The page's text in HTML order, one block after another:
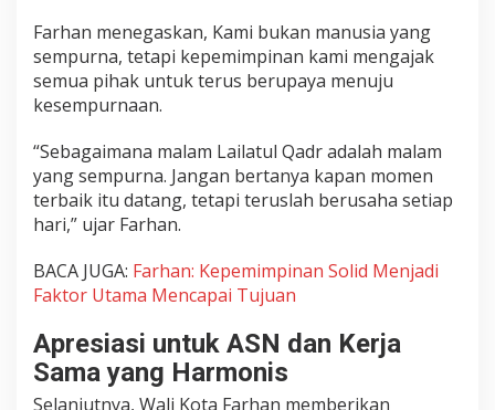
n
Farhan menegaskan, Kami bukan manusia yang
sempurna, tetapi kepemimpinan kami mengajak
semua pihak untuk terus berupaya menuju
kesempurnaan.
“Sebagaimana malam Lailatul Qadr adalah malam
yang sempurna. Jangan bertanya kapan momen
terbaik itu datang, tetapi teruslah berusaha setiap
hari,” ujar Farhan.
BACA JUGA: Farhan: Kepemimpinan Solid Menjadi
Faktor Utama Mencapai Tujuan
Apresiasi untuk ASN dan Kerja
Sama yang Harmonis
Selanjutnya, Wali Kota Farhan memberikan